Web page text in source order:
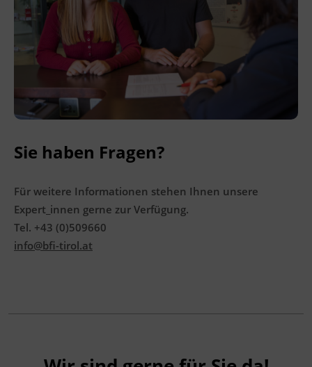
Ingenieurzertifizierung
BFI Reutte
BFI Schwaz
Sie haben Fragen?
Für weitere Informationen stehen Ihnen unsere
Expert_innen gerne zur Verfügung.
Tel. +43 (0)509660
info@bfi-tirol.at